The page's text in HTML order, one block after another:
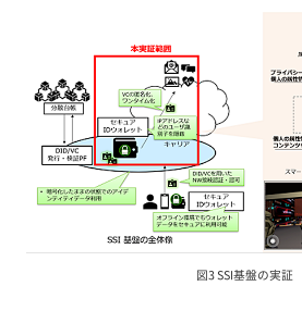
図3 SSI基盤の実証